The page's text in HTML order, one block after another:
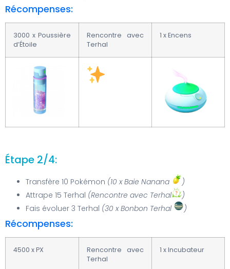
Récompenses:
3000 x Poussière
d’Étoile
Rencontre avec
Terhal
1 x Encens
Étape 2/4:
Transfère 10 Pokémon (10 x Baie Nanana
)
Attrape 15 Terhal (Rencontre avec Terhal
)
Fais évoluer 3 Terhal (30 x Bonbon Terhal )
Récompenses:
4500 x PX
Rencontre avec
Terhal
1 x Incubateur